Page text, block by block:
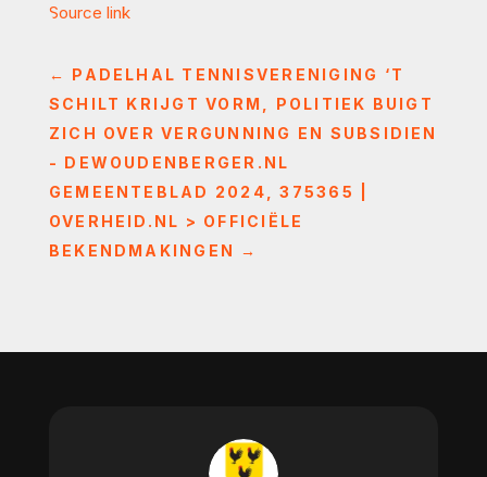
Source link
← PADELHAL TENNISVERENIGING ‘T
SCHILT KRIJGT VORM, POLITIEK BUIGT
ZICH OVER VERGUNNING EN SUBSIDIEN
- DEWOUDENBERGER.NL
GEMEENTEBLAD 2024, 375365 |
OVERHEID.NL > OFFICIËLE
BEKENDMAKINGEN →